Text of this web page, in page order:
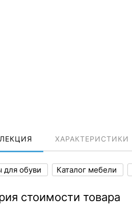
ХАРАКТЕРИСТИКИ
обуви Каталог мебели
стоимости товара